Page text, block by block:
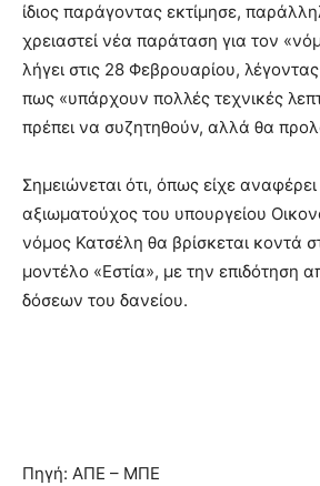
ίδιος παράγοντας εκτίμησε,
χρειαστεί νέα παράταση για τον
λήγει στις 28 Φεβρουαρίου,
πως «υπάρχουν πολλές τεχνικές
πρέπει να συζητηθούν, αλλά θα
Σημειώνεται ότι, όπως είχε
αξιωματούχος του υπουργείου
νόμος Κατσέλη θα βρίσκεται κοντά
μοντέλο «Εστία», με την επιδότηση
δόσεων του δανείου.
Πηγή: ΑΠΕ – ΜΠΕ